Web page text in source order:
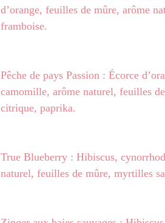
d’orange, feuilles de mûre, arôme
framboise.
Pêche de pays Passion : Écorce
camomille, arôme naturel, feuilles
citrique, paprika.
True Blueberry : Hibiscus,
naturel, feuilles de mûre, myrtilles